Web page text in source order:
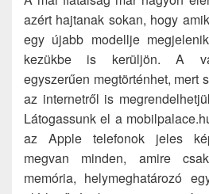
azért hajtanak sokan, hogy
egy újabb modellje
kezükbe is kerüljön. A
egyszerűen megtörténhet, mert
az internetről is
Látogassunk el a
az Apple telefonok jeles
megvan minden, amire
memória, helymeghatározó